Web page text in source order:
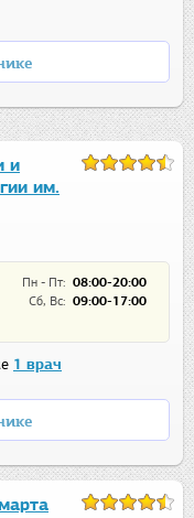
и
им.
Пн - Пт: 08:00-20:00
Сб, Вс: 09:00-17:00
1 врач